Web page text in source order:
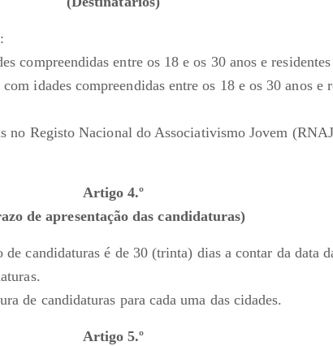
compreendidas entre os 18 e os 30 anos e
idades compreendidas entre os 18 e os 30 anos e
no Registo Nacional do Associativismo Jovem
Artigo 4.º
de apresentação das candidaturas)
de candidaturas é de 30 (trinta) dias a contar da data
de candidaturas para cada uma das cidades.
Artigo 5.º